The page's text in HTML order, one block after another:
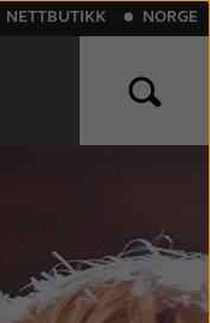
NETTBUTIKK NORGE